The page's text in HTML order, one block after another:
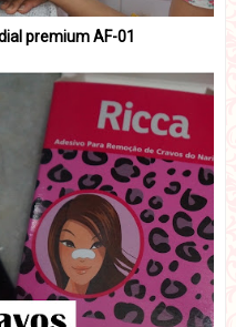
premium AF-01